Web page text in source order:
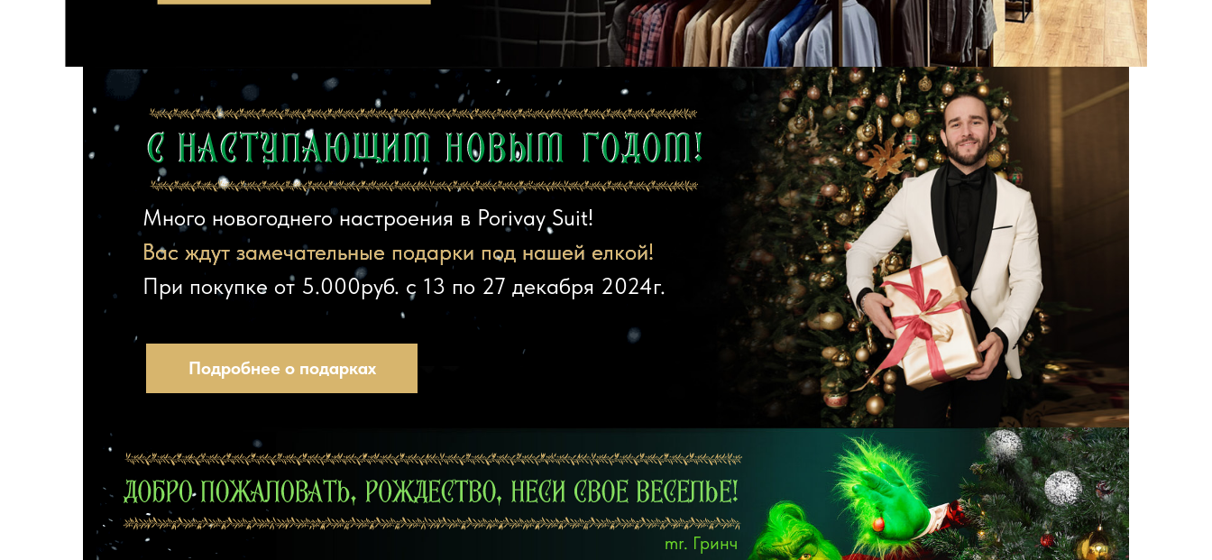
Много новогоднего настроения в Porivay Suit!
Вас ждут замечательные подарки под нашей елкой!
При покупке от 5.000руб. с 13 по 27 декабря 2024г.
Подробнее о подарках
Делайте покупки от 5.000 руб. и участвуйте в акции!
Вас ждут замечательные подарки под нашей елкой!
mr. Гринч